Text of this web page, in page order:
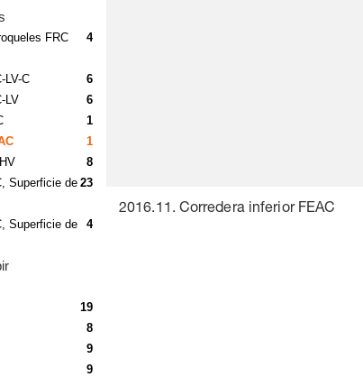
FRC 4
LV-C
6
LV
6
1
1
8
Superficie de 23
Superficie de
4
19
8
9
9
2016.11. Corredera inferior FEAC